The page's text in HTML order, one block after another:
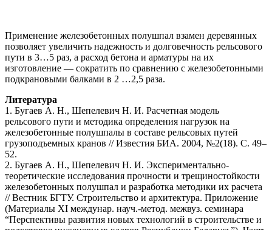
Применение железобетонных полушпал взамен деревянных
позволяет увеличить надежность и долговечность рельсового
пути в 3…5 раз, а расход бетона и арматуры на их
изготовление — сократить по сравнению с железобетонными
подкрановыми балками в 2 …2,5 раза.
Литература
1. Бугаев А. Н., Шепелевич Н. И. Расчетная модель
рельсового пути и методика определения нагрузок на
железобетонные полушпалы в составе рельсовых путей
грузоподъемных кранов // Известия БИА. 2004, №2(18). С. 49–
52.
2. Бугаев А. Н., Шепелевич Н. И. Экспериментально-
теоретические исследования прочности и трещиностойкости
железобетонных полушпал и разработка методики их расчета
// Вестник БГТУ. Строительство и архитектура. Приложение
(Материалы XI междунар. науч.-метод. межвуз. семинара
“Перспективы развития новых технологий в строительстве и